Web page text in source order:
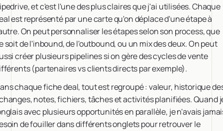
et c'est l'une des plus claires que j'ai utilisées. Chaque
est représenté par une carte qu'on déplace d'une étape à
On peut personnaliser les étapes selon son process, que
soit de l'inbound, de l'outbound, ou un mix des deux. On peut
créer plusieurs pipelines si on gère des cycles de vente
(partenaires vs clients directs par exemple).
chaque fiche deal, tout est regroupé : valeur, historique
notes, fichiers, tâches et activités planifiées. Quand
avec plusieurs opportunités en parallèle, je n'avais
de fouiller dans différents onglets pour retrouver le